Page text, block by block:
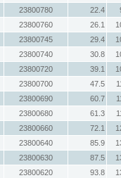
23800780 22.4
23800760 26.1
23800745 29.4
23800740 30.8
23800720 39.1
23800700 47.5
23800690 60.7
23800680 61.3
23800660 72.1
23800640 85.9
23800630 87.5
23800620 93.8